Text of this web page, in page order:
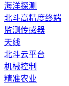
海洋探测
北斗高精度终端
监测传感器
天线
北斗云平台
机械控制
精准农业